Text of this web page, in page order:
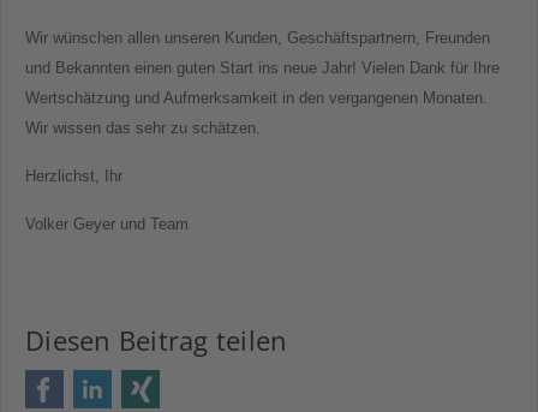
Wir wünschen allen unseren Kunden, Geschäftspartnern, Freunden
und Bekannten einen guten Start ins neue Jahr! Vielen Dank für Ihre
Wertschätzung und Aufmerksamkeit in den vergangenen Monaten.
Wir wissen das sehr zu schätzen.
Herzlichst, Ihr
Volker Geyer und Team
Diesen Beitrag teilen
FacebookLinkedIn